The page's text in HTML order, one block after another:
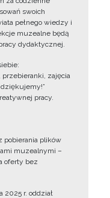
swoich
pełnego wiedzy i
muzealne będą
dydaktycznej.
przebieranki, zajęcia
pracy.
pobierania plików
muzealnymi –
oferty bez
2025 r. oddział